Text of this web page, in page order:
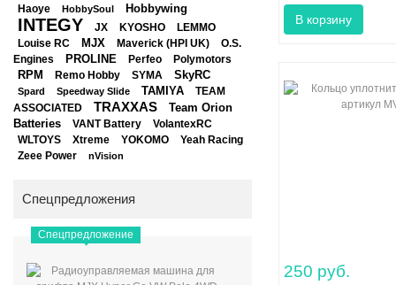
Haoye
HobbySoul Hobbywing
INTEGY JX KYOSHO
LEMMO
Louise RC
MJX Maverick (HPI UK)
O.S.
Engines
PROLINE Perfeo Polymotors
RPM Remo Hobby SYMA SkyRC
Spard Speedway Slide TAMIYA
TEAM
ASSOCIATED
TRAXXAS
Team Orion
Batteries
VANT Battery VolantexRC
WLTOYS Xtreme YOKOMO Yeah Racing
Zeee Power nVision
Спецпредложения
Спецпредложение
250 руб.